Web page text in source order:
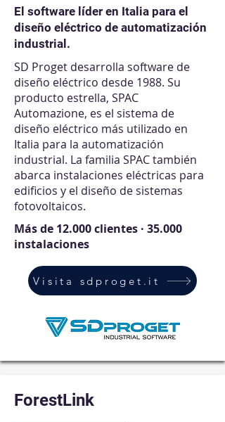
El software líder en Italia para el
diseño eléctrico de automatización
industrial.
SD Proget desarrolla software de
diseño eléctrico desde 1988. Su
producto estrella, SPAC
Automazione, es el sistema de
diseño eléctrico más utilizado en
Italia para la automatización
industrial. La familia SPAC también
abarca instalaciones eléctricas para
edificios y el diseño de sistemas
fotovoltaicos.
Más de 12.000 clientes · 35.000
instalaciones
Visita sdproget.it
ForestLink